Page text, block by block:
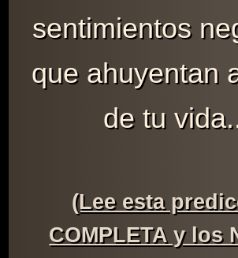
sentimientos
que ahuyentan
de tu
(Lee esta
COMPLETA y los